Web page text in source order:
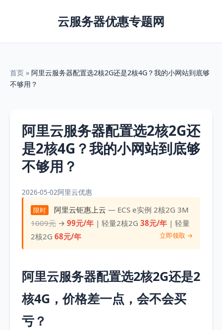
云服务器优惠专题网
首页 » 阿里云服务器配置选2核2G还是2核4G？我的小网站到底够
不够用？
阿里云服务器配置选2核2G还
是2核4G？我的小网站到底够
不够用？
2026-05-02阿里云优惠
限时 阿里云钜惠上云 — ECS e实例 2核2G 3M
1009元 →99元/年 | 轻量2核2G38元/年 | 轻量
2核2G68元/年 立即领取 →
阿里云服务器配置选2核2G还是2
核4G，价格差一点，会不会买
亏？